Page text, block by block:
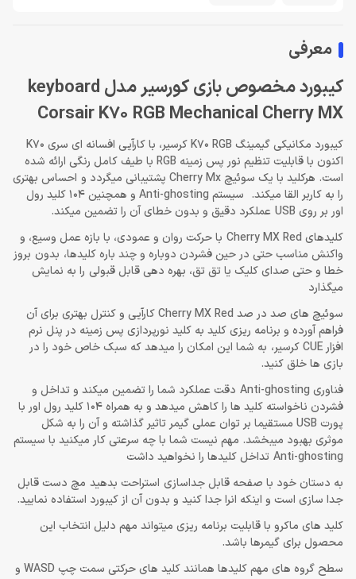
معرفی
کیبورد مخصوص بازی کورسیر مدل keyboard
Corsair K70 RGB Mechanical Cherry MX
کیبورد مکانیکی گیمینگ K70 RGB کرسیر، با کارآیی افسانه ای سری K70
اکنون با قابلیت تنظیم نور پس زمینه RGB با طیف کامل رنگی ارائه شده
است. هرکلید با یک سوئیچ Cherry Mx پشتیبانی میگردد و احساس بهتری
را به کاربر القا میکند. سیستم Anti-ghosting و همچنین 104 کلید رول
اور بر روی USB عملکرد دقیق و بدون خطای آن را تضمین میکند.
کلیدهای Cherry MX Red با حرکت روان و عمودی، با بازه عمل وسیع، و
واکنش مناسب حتی در حین فشردن دوباره و چند باره کلیدها، بدون بروز
خطا و حتی صدای کلیک یا تق تق، بهره دهی قابل قبولی را به نمایش
میگذارد
سوئیچ های صد در صد Cherry MX Red کارآیی و کنترل بهتری برای آن
فراهم آورده و برنامه ریزی کلید به کلید نورپردازی پس زمینه در پنل نرم
افزار CUE کرسیر، به شما این امکان را میدهد که سبک خاص خود را در
بازی ها خلق کنید.
فناوری Anti-ghosting دقت عملکرد شما را تضمین میکند و تداخل و
فشردن ناخواسته کلید ها را کاهش میدهد و به همراه 104 کلید رول اور با
پورت USB مستقیما بر توان عملی گیمر تاثیر گذاشته و آن را به شکل
موثری بهبود میبخشد. مهم نیست شما با چه سرعتی کار میکنید با سیستم
Anti-ghosting تداخل کلیدها را نخواهید داشت
به دستان خود با صفحه قابل جداسازی استراحت بدهید مچ دست قابل
جدا سازی است و اینکه انرا جدا کنید و بدون آن از کیبورد استفاده نمایید.
کلید های ماکرو با قابلیت برنامه ریزی میتواند مهم دلیل انتخاب این
محصول برای گیمرها باشد.
سطح گروه های مهم کلیدها همانند کلید های حرکتی سمت چپ WASD و